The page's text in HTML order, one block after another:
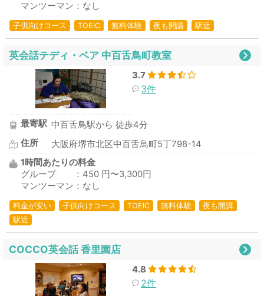
マンツーマン：なし
子供向けコース TOEIC 無料体験 夜も開講 駅近
英会話テディ・ベア 中百舌鳥町教室
3.7
3件
最寄駅 中百舌鳥駅から 徒歩4分
住所
大阪府堺市北区中百舌鳥町5丁798-14
1時間あたりの料金
グループ ：450 円〜3,300円
マンツーマン：なし
料金が安い 子供向けコース TOEIC 無料体験
夜も開講
駅近
COCCO英会話 香里園店
4.8
2件